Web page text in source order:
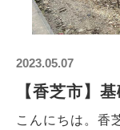
2023.05.07
【香芝市】
こんにちは。香